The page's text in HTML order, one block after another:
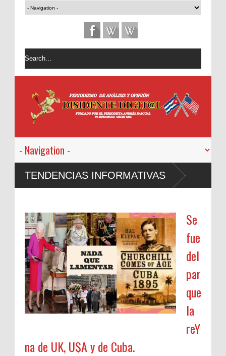
TENDENCIAS INFORMATIVAS
Se
fue
del
par
que
la
reY
na de UK, U$A y de Cuba.